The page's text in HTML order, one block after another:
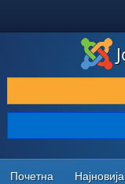
ПРЕУЗИМАЊЕ И
ОТКРИЈТЕ И НАУЧИТЕ
ЗАЈЕДНИЦА И
РЕСУРСИ ЗА РАЗВОЈ
Почетна